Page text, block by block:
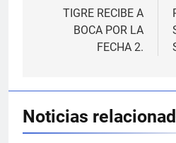
entradas
TIGRE RECIBE A
BOCA POR LA
FECHA 2.
Noticias